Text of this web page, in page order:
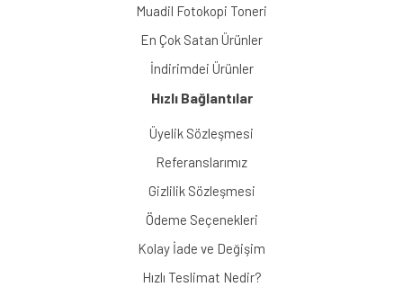
Muadil Fotokopi Toneri
En Çok Satan Ürünler
İndirimdei Ürünler
Hızlı Bağlantılar
Üyelik Sözleşmesi
Referanslarımız
Gizlilik Sözleşmesi
Ödeme Seçenekleri
Kolay İade ve Değişim
Hızlı Teslimat Nedir?